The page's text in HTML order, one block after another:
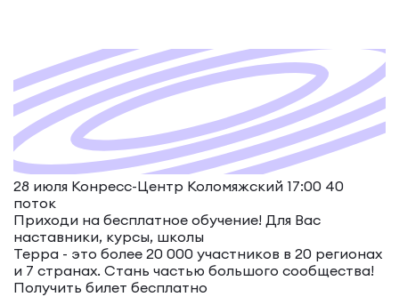
28 июля Конресс-Центр Коломяжский 17:00 40
поток
Приходи на бесплатное обучение! Для Вас
наставники, курсы, школы
Терра - это более 20 000 участников в 20 регионах
и 7 странах. Стань частью большого сообщества!
Получить билет бесплатно